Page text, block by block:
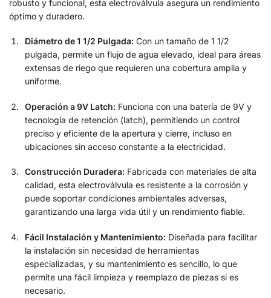
robusto y funcional, esta electroválvula asegura un rendimiento
óptimo y duradero.
Diámetro de 1 1/2 Pulgada: Con un tamaño de 1 1/2
pulgada, permite un flujo de agua elevado, ideal para áreas
extensas de riego que requieren una cobertura amplia y
uniforme.
Operación a 9V Latch: Funciona con una batería de 9V y
tecnología de retención (latch), permitiendo un control
preciso y eficiente de la apertura y cierre, incluso en
ubicaciones sin acceso constante a la electricidad.
Construcción Duradera: Fabricada con materiales de alta
calidad, esta electroválvula es resistente a la corrosión y
puede soportar condiciones ambientales adversas,
garantizando una larga vida útil y un rendimiento fiable.
Fácil Instalación y Mantenimiento: Diseñada para facilitar
la instalación sin necesidad de herramientas
especializadas, y su mantenimiento es sencillo, lo que
permite una fácil limpieza y reemplazo de piezas si es
necesario.